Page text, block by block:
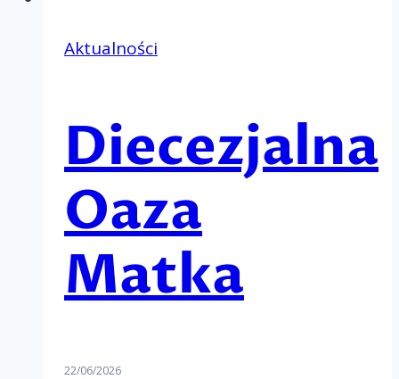
Aktualności
Diecezjalna
Oaza
Matka
22/06/2026